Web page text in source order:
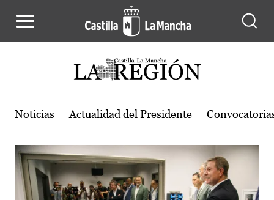
Actualidad de la región de Castilla-
Noticias Actualidad del Presidente